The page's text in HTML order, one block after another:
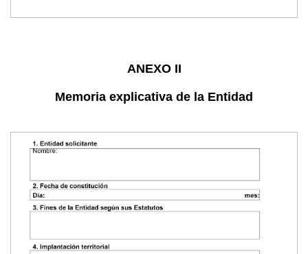
ANEXO II
Memoria explicativa de la Entidad